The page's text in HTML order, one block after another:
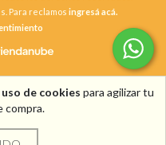
de cookies para agilizar tu
compra.
Para reclamos ingresá acá.